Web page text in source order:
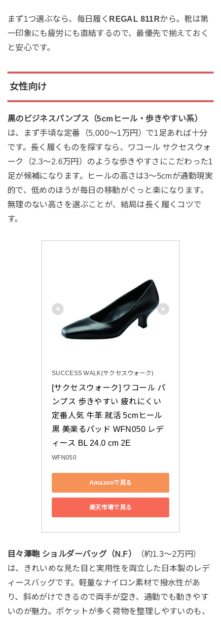
まず1つ選ぶなら、毎日履く REGAL 811Rから。靴は第
一印象にも疲労にも直結するので、最優先で揃えておく
と安心です。
女性向け
黒のビジネスパンプス（5cmヒール・歩きやすい系）
は、まず手頃な定番（5,000〜1万円）で1足あれば十分
です。長く履くものを探すなら、ワコール サクセスウォ
ーク（2.3〜2.6万円）のような歩きやすさにこだわった1
足が候補になります。ヒールの高さは3〜5cmが通勤現実
的で、低めのほうが毎日の移動がぐっと楽になります。
無理のない高さを選ぶことが、結局は長く履くコツで
す。
SUCCESS WALK(サクセスウォーク)
[サクセスウォーク] ワコール パ
ンプス 歩きやすい 疲れにくい
定番人気 牛革 就活 5cmヒール
黒 美楽るパッド WFN050 レデ
ィース BL 24.0 cm 2E
WFN050
Amazonで見る
楽天市場で見る
目々澤鞄 ショルダーバッグ（N.F）
（約1.3〜2万円）
は、きれいめな見た目と実用性を両立した日本製のレデ
ィースバッグです。軽量なナイロン素材で撥水性があ
り、斜めがけできるので両手が空き、通勤でも動きやす
いのが魅力。ポケットが多く荷物を整理しやすいのも、